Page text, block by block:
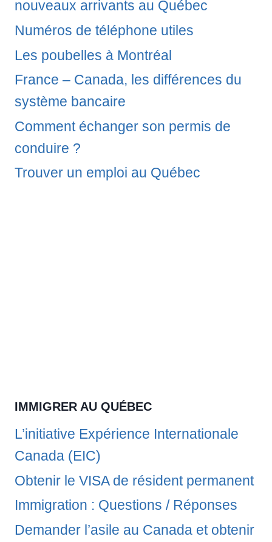
nouveaux arrivants au Québec
Numéros de téléphone utiles
Les poubelles à Montréal
France – Canada, les différences du
système bancaire
Comment échanger son permis de
conduire ?
Trouver un emploi au Québec
IMMIGRER AU QUÉBEC
L’initiative Expérience Internationale
Canada (EIC)
Obtenir le VISA de résident permanent
Immigration : Questions / Réponses
Demander l’asile au Canada et obtenir